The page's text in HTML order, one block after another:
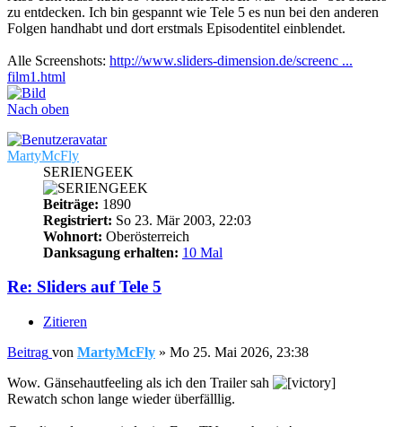
zu entdecken. Ich bin gespannt wie Tele 5 es nun bei den anderen
Folgen handhabt und dort erstmals Episodentitel einblendet.
Alle Screenshots: http://www.sliders-dimension.de/screenc ...
film1.html
Nach oben
MartyMcFly
SERIENGEEK
Beiträge: 1890
Registriert: So 23. Mär 2003, 22:03
Wohnort: Oberösterreich
Danksagung erhalten: 10 Mal
Re: Sliders auf Tele 5
Zitieren
Beitrag von MartyMcFly » Mo 25. Mai 2026, 23:38
Wow. Gänsehautfeeling als ich den Trailer sah
Rewatch schon lange wieder überfälllig.